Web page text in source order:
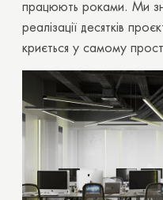
працюють роками. Ми
реалізації десятків
криється у самому